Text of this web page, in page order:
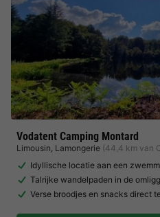
Vodatent Camping Montard
Limousin, Lamongerie (44,4 km van
Idyllische locatie aan een
Talrijke wandelpaden in de
Verse broodjes en snacks direct